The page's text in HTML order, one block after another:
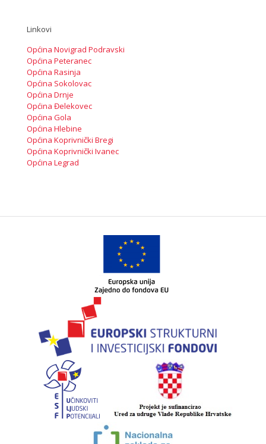
Linkovi
Općina Novigrad Podravski
Općina Peteranec
Općina Rasinja
Općina Sokolovac
Općina Drnje
Općina Đelekovec
Općina Gola
Općina Hlebine
Općina Koprivnički Bregi
Općina Koprivnički Ivanec
Općina Legrad